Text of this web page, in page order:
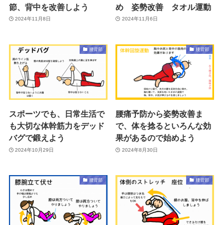
節、背中を改善しよう
2024年11月8日
め 姿勢改善 タオル運動
2024年11月6日
腰背部
スポーツでも、日常生活で
も大切な体幹筋力をデッド
バグで鍛えよう
2024年10月29日
腰背部
腰痛予防から姿勢改善ま
で、体を捻るといろんな効
果があるので始めよう
2024年8月30日
腰背部 腰背部